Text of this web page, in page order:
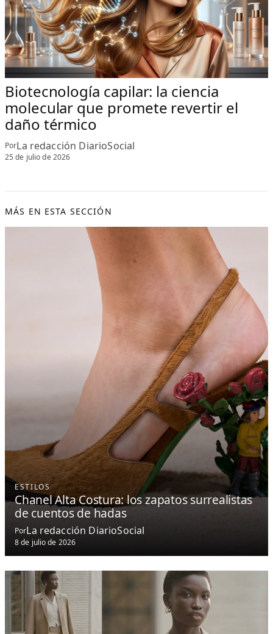
Biotecnología capilar: la ciencia
molecular que promete revertir el
daño térmico
PorLa redacción DiarioSocial
25 de julio de 2026
MÁS EN ESTA SECCIÓN
ESTILOS
Chanel Alta Costura: los zapatos surrealistas
de cuentos de hadas
PorLa redacción DiarioSocial
8 de julio de 2026